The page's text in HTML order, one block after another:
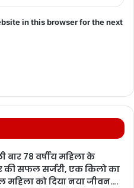
in this browser for the next
बार 78 वर्षीय महिला के
सफल सर्जरी, एक किलो का
महिला को दिया नया जीवन….